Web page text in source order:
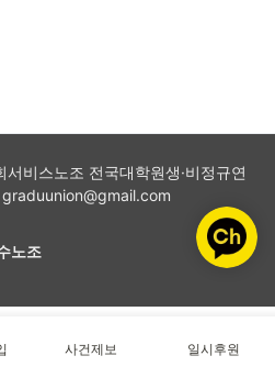
비스노조 전국대학원생·비정규연
노조
사건제보 일시후원